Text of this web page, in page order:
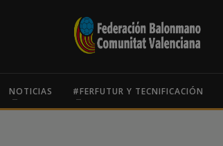
NOTICIAS #FERFUTUR Y TECNIFICACIÓN